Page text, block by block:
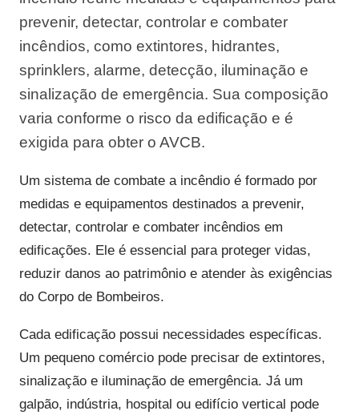
prevenir, detectar, controlar e combater
incêndios, como extintores, hidrantes,
sprinklers, alarme, detecção, iluminação e
sinalização de emergência. Sua composição
varia conforme o risco da edificação e é
exigida para obter o AVCB.
Um sistema de combate a incêndio é formado por
medidas e equipamentos destinados a prevenir,
detectar, controlar e combater incêndios em
edificações. Ele é essencial para proteger vidas,
reduzir danos ao patrimônio e atender às exigências
do Corpo de Bombeiros.
Cada edificação possui necessidades específicas.
Um pequeno comércio pode precisar de extintores,
sinalização e iluminação de emergência. Já um
galpão, indústria, hospital ou edifício vertical pode